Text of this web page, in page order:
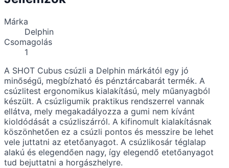
Márka
Delphin
Csomagolás
1
A SHOT Cubus csúzli a Delphin márkától egy jó
minőségű, megbízható és pénztárcabarát termék. A
csúzlitest ergonomikus kialakítású, mely műanyagból
készült. A csúzligumik praktikus rendszerrel vannak
ellátva, mely megakadályozza a gumi nem kívánt
kioldódását a csúzliszárról. A kifinomult kialakításnak
köszönhetően ez a csúzli pontos és messzire be lehet
vele juttatni az etetőanyagot. A csúzlikosár téglalap
alakú és elegendően nagy, így elegendő etetőanyagot
tud bejuttatni a horgászhelyre.